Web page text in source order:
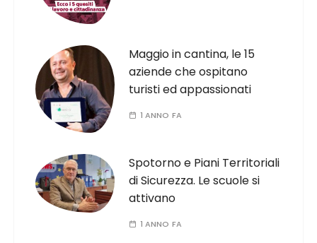
Maggio in cantina, le 15
aziende che ospitano
turisti ed appassionati
1 ANNO FA
Spotorno e Piani Territoriali
di Sicurezza. Le scuole si
attivano
1 ANNO FA